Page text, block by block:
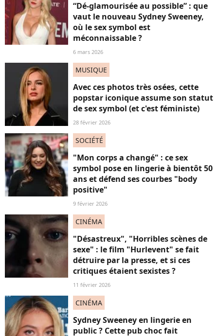
“Dé-glamourisée au possible” : que
vaut le nouveau Sydney Sweeney,
où le sex symbol est
méconnaissable ?
6 mars 2026
MUSIQUE
Avec ces photos très osées, cette
popstar iconique assume son statut
de sex symbol (et c'est féministe)
28 février 2026
SOCIÉTÉ
"Mon corps a changé" : ce sex
symbol pose en lingerie à bientôt 50
ans et défend ses courbes "body
positive"
9 février 2026
CINÉMA
"Désastreux", "Horribles scènes de
sexe" : le film "Hurlevent" se fait
détruire par la presse, et si ces
critiques étaient sexistes ?
11 février 2026
CINÉMA
Sydney Sweeney en lingerie en
public ? Cette pub choc fait